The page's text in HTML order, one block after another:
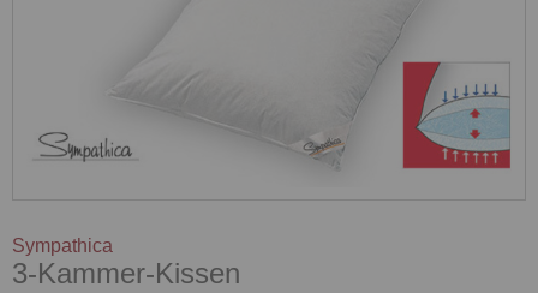
Sympathica
3-Kammer-Kissen